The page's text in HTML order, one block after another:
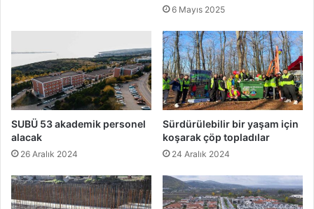
6 Mayıs 2025
SUBÜ 53 akademik personel
alacak
26 Aralık 2024
Sürdürülebilir bir yaşam için
koşarak çöp topladılar
24 Aralık 2024